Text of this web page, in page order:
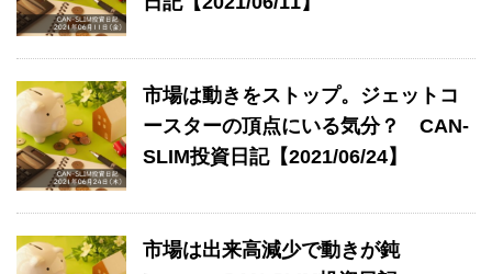
市場は動きをストップ。ジェットコ
ースターの頂点にいる気分？ CAN-
SLIM投資日記【2021/06/24】
市場は出来高減少で動きが鈍